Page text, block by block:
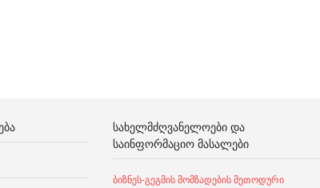
ᲡᲐᲮᲔᲚᲛᲫᲦᲕᲐᲜᲔᲚᲝᲔᲑᲘ ᲓᲐ
ᲡᲐᲘᲜᲤᲝᲠᲛᲐᲪᲘᲝ ᲛᲐᲡᲐᲚᲔᲑᲘ
ბიზნეს-გეგმის მომზადების მეთოდური